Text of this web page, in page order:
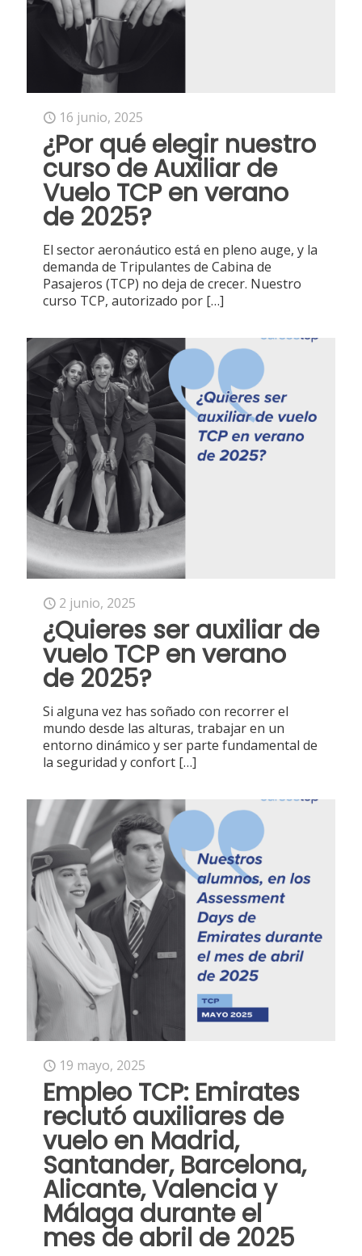
16 junio, 2025
¿Por qué elegir nuestro
curso de Auxiliar de
Vuelo TCP en verano
de 2025?
El sector aeronáutico está en pleno auge, y la
demanda de Tripulantes de Cabina de
Pasajeros (TCP) no deja de crecer. Nuestro
curso TCP, autorizado por […]
2 junio, 2025
¿Quieres ser auxiliar de
vuelo TCP en verano
de 2025?
Si alguna vez has soñado con recorrer el
mundo desde las alturas, trabajar en un
entorno dinámico y ser parte fundamental de
la seguridad y confort […]
19 mayo, 2025
Empleo TCP: Emirates
reclutó auxiliares de
vuelo en Madrid,
Santander, Barcelona,
Alicante, Valencia y
Málaga durante el
mes de abril de 2025